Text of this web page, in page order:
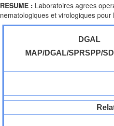
RESUME : Laboratoires agrees
nematologiques et virologiques
DGAL
MAP/DGAL/SPRSPP/